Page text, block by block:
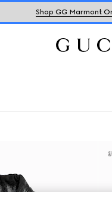
Shop GG Marmont